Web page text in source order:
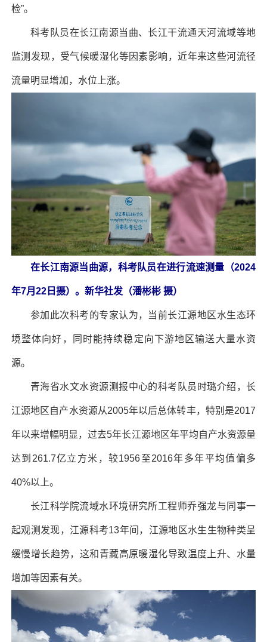
检”。
科考队员在长江南源当曲、长江干流通天河流域等地
监测发现，受气候暖湿化等因素影响，近年来这些河流径
流量明显增加，水位上涨。
在长江南源当曲源，科考队员在进行流速测量（2024
年7月22日摄）。新华社发（潘彬彬 摄）
参加此次科考的专家认为，当前长江源地区水生态环
境整体向好，同时能持续稳定向下游地区输送大量水资
源。
青海省水文水资源测报中心的科考队员时璐介绍，长
江源地区自产水资源从2005年以后总体转丰，特别是2017
年以来增幅明显，过去5年长江源地区年平均自产水资源量
达到261.7亿立方米，较1956至2016年多年平均值偏多
40%以上。
长江科学院流域水环境研究所工程师乔强龙与同事一
起观测发现，江源科考13年间，江源地区水生生物种类呈
缓慢增长趋势，这和青藏高原暖湿化导致温度上升、水量
增加等因素有关。